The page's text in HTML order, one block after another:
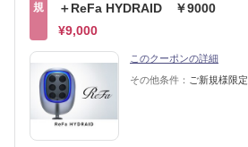
規
＋ReFa HYDRAID ￥9000
¥9,000
このクーポンの詳細
その他条件： ご新規様限定